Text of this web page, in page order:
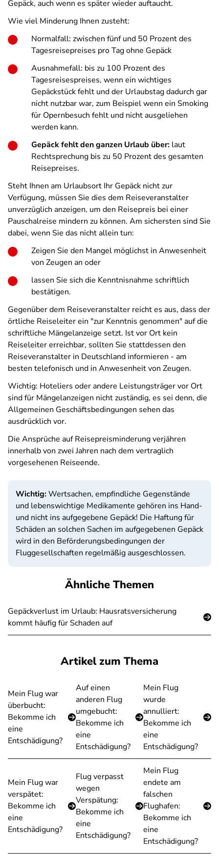
Gepäck, auch wenn es später wieder auftaucht.
Wie viel Minderung Ihnen zusteht:
Normalfall: zwischen fünf und 50 Prozent des
Tagesreisepreises pro Tag ohne Gepäck
Ausnahmefall: bis zu 100 Prozent des
Tagesreisespreises, wenn ein wichtiges
Gepäckstück fehlt und der Urlaubstag dadurch gar
nicht nutzbar war, zum Beispiel wenn ein Smoking
für Opernbesuch fehlt und nicht ausgeliehen
werden kann.
Gepäck fehlt den ganzen Urlaub über: laut
Rechtsprechung bis zu 50 Prozent des gesamten
Reisepreises.
Steht Ihnen am Urlaubsort Ihr Gepäck nicht zur
Verfügung, müssen Sie dies dem Reiseveranstalter
unverzüglich anzeigen, um den Reisepreis bei einer
Pauschalreise mindern zu können. Am sichersten sind Sie
dabei, wenn Sie das nicht allein tun:
Zeigen Sie den Mangel möglichst in Anwesenheit
von Zeugen an oder
lassen Sie sich die Kenntnisnahme schriftlich
bestätigen.
Gegenüber dem Reiseveranstalter reicht es aus, dass der
örtliche Reiseleiter ein "zur Kenntnis genommen" auf die
schriftliche Mängelanzeige setzt. Ist vor Ort kein
Reiseleiter erreichbar, sollten Sie stattdessen den
Reiseveranstalter in Deutschland informieren - am
besten telefonisch und in Anwesenheit von Zeugen.
Wichtig: Hoteliers oder andere Leistungsträger vor Ort
sind für Mängelanzeigen nicht zuständig, es sei denn, die
Allgemeinen Geschäftsbedingungen sehen das
ausdrücklich vor.
Die Ansprüche auf Reisepreisminderung verjähren
innerhalb von zwei Jahren nach dem vertraglich
vorgesehenen Reiseende.
Wichtig:Wertsachen, empfindliche Gegenstände
und lebenswichtige Medikamente gehören ins Hand-
und nicht ins aufgegebene Gepäck! Die Haftung für
Schäden an solchen Sachen im aufgegebenen Gepäck
wird in den Beförderungsbedingungen der
Fluggesellschaften regelmäßig ausgeschlossen.
Ähnliche Themen
Gepäckverlust im Urlaub: Hausratsversicherung
kommt häufig für Schaden auf
Artikel zum Thema
Mein Flug war
überbucht:
Bekomme ich
eine
Entschädigung?
Auf einen
anderen Flug
umgebucht:
Bekomme ich
eine
Entschädigung?
Mein Flug
wurde
annulliert:
Bekomme ich
eine
Entschädigung?
Mein Flug war
verspätet:
Bekomme ich
eine
Entschädigung?
Flug verpasst
wegen
Verspätung:
Bekomme ich
eine
Entschädigung?
Mein Flug
endete am
falschen
Flughafen:
Bekomme ich
eine
Entschädigung?